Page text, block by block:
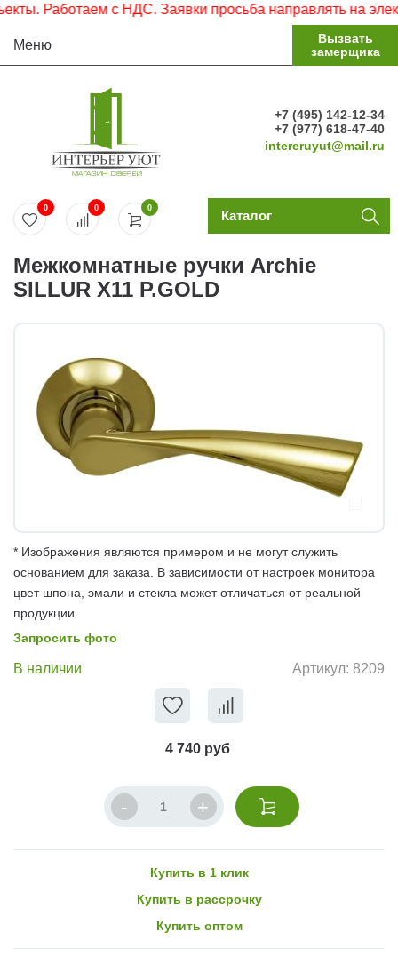
Работаем с НДС. Заявки просьба направлять на
Меню
Вызвать
замерщика
+7 (495) 142-12-34
+7 (977) 618-47-40
intereruyut@mail.ru
0
0 0 Каталог
Межкомнатные ручки Archie
SILLUR X11 P.GOLD
* Изображения являются примером и не могут служить
основанием для заказа. В зависимости от настроек монитора
цвет шпона, эмали и стекла может отличаться от реальной
продукции.
Запросить фото
В наличии Артикул: 8209
4 740 руб
Купить в 1 клик
Купить в рассрочку
Купить оптом